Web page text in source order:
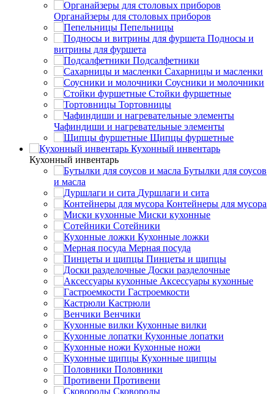
Органайзеры для столовых приборов
Пепельницы
Подносы и
витрины для фуршета
Подсалфетники
Сахарницы и масленки
Соусники и молочники
Стойки фуршетные
Тортовницы
Чафиндиши и нагревательные элементы
Щипцы фуршетные
Кухонный инвентарь
Кухонный инвентарь
Бутылки для соусов
и масла
Дуршлаги и сита
Контейнеры для мусора
Миски кухонные
Сотейники
Кухонные ложки
Мерная посуда
Пинцеты и щипцы
Доски разделочные
Аксессуары кухонные
Гастроемкости
Кастрюли
Венчики
Кухонные вилки
Кухонные лопатки
Кухонные ножи
Кухонные щипцы
Половники
Противени
Сковороды